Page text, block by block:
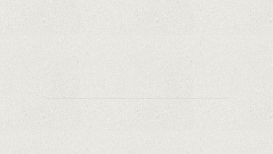
Rețelele sociale au pierdut deja 10 miliarde de
dolari din cauza noilor reguli Apple privind
urmărirea utilizatorilor